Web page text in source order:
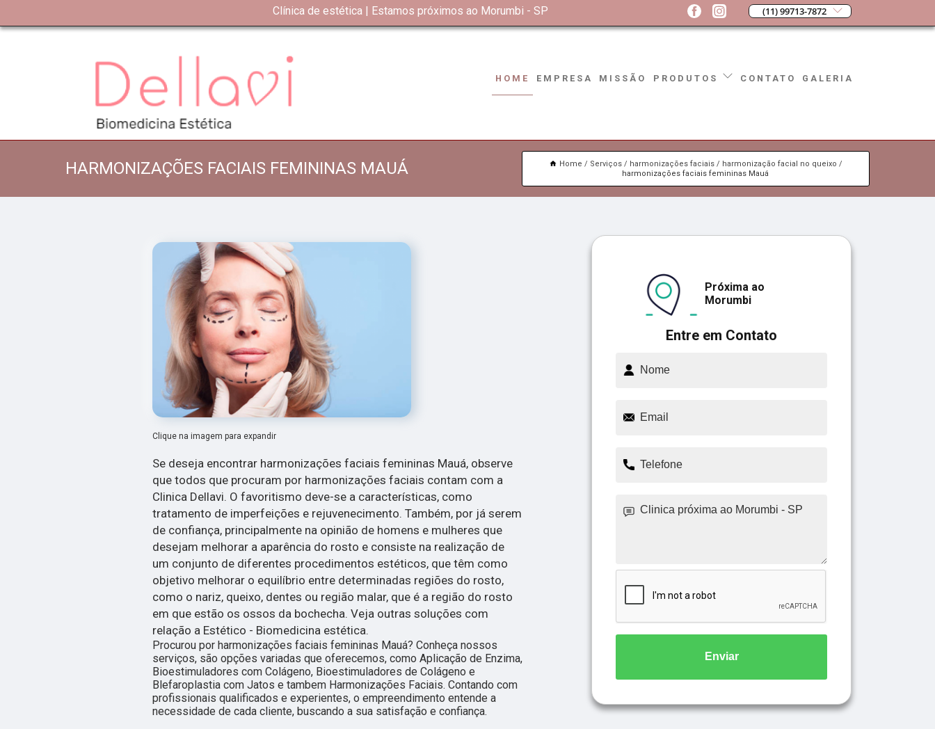
Clínica de estética | Estamos próximos ao Morumbi - SP (11) 99713-7872
HOME EMPRESA MISSÃO PRODUTOS CONTATO GALERIA
HARMONIZAÇÕES FACIAIS FEMININAS MAUÁ Home Serviços harmonizações faciais
harmonização facial no queixo
harmonizações faciais femininas Mauá
Clique na imagem para expandir
Se deseja encontrar harmonizações faciais femininas Mauá, observe
que todos que procuram por harmonizações faciais contam com a
Clinica Dellavi. O favoritismo deve-se a características, como
tratamento de imperfeições e rejuvenecimento. Também, por já serem
de confiança, principalmente na opinião de homens e mulheres que
desejam melhorar a aparência do rosto e consiste na realização de
um conjunto de diferentes procedimentos estéticos, que têm como
objetivo melhorar o equilíbrio entre determinadas regiões do rosto,
como o nariz, queixo, dentes ou região malar, que é a região do rosto
em que estão os ossos da bochecha. Veja outras soluções com
relação a Estético - Biomedicina estética.
Procurou por harmonizações faciais femininas Mauá? Conheça nossos
serviços, são opções variadas que oferecemos, como Aplicação de Enzima,
Bioestimuladores com Colágeno, Bioestimuladores de Colágeno e
Blefaroplastia com Jatos e tambem Harmonizações Faciais. Contando com
profissionais qualificados e experientes, o empreendimento entende a
necessidade de cada cliente, buscando a sua satisfação e confiança.
Entre em Contato
Próxima ao
Morumbi
Enviar